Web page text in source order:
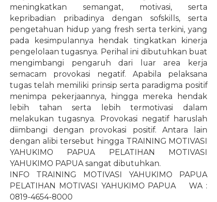
meningkatkan semangat, motivasi, serta
kepribadian pribadinya dengan sofskills, serta
pengetahuan hidup yang fresh serta terkini, yang
pada kesimpulannya hendak tingkatkan kinerja
pengelolaan tugasnya. Perihal ini dibutuhkan buat
mengimbangi pengaruh dari luar area kerja
semacam provokasi negatif. Apabila pelaksana
tugas telah memiliki prinsip serta paradigma positif
menimpa pekerjaannya, hingga mereka hendak
lebih tahan serta lebih termotivasi dalam
melakukan tugasnya. Provokasi negatif haruslah
diimbangi dengan provokasi positif. Antara lain
dengan alibi tersebut hingga TRAINING MOTIVASI
YAHUKIMO PAPUA PELATIHAN MOTIVASI
YAHUKIMO PAPUA sangat dibutuhkan.
INFO TRAINING MOTIVASI YAHUKIMO PAPUA
PELATIHAN MOTIVASI YAHUKIMO PAPUA
WA :
0819-4654-8000